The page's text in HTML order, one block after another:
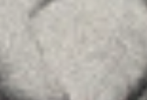
La Firma
Equipo
Asesoramiento